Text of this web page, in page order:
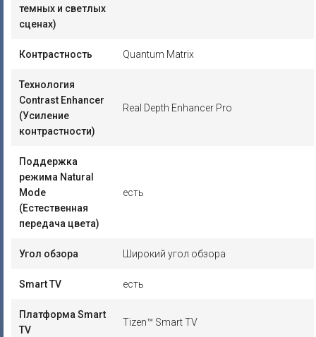
темных и светлых
сценах)
Контрастность Quantum Matrix
Технология
Contrast Enhancer
(Усиление
контрастности)
Real Depth Enhancer Pro
Поддержка
режима Natural
Mode
(Естественная
передача цвета)
есть
Угол обзора Широкий угол обзора
Smart TV есть
Платформа Smart
TV
Tizen™ Smart TV